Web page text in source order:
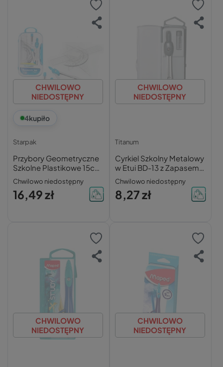
CHWILOWO
NIEDOSTĘPNY
4kupiło
Starpak
Przybory Geometryczne
Szkolne Plastikowe 15cm
7 Elementów Starpak
Niebieski
Chwilowo niedostępny
16,49 zł
CHWILOWO
NIEDOSTĘPNY
Titanum
Cyrkiel Szkolny Metalowy
w Etui BD-13 z Zapasem
Grafitów
Chwilowo niedostępny
8,27 zł
CHWILOWO
NIEDOSTĘPNY
CHWILOWO
NIEDOSTĘPNY